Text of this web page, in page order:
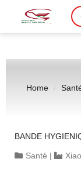
Home
BANDE
Santé |